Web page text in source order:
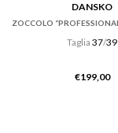
DANSKO
Taglia 37/39
€199,00